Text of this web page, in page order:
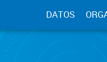
DATOS